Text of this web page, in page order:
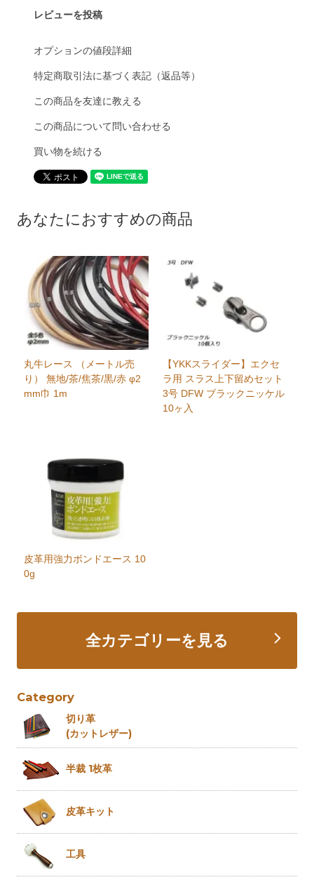
レビューを投稿
オプションの値段詳細
特定商取引法に基づく表記（返品等）
この商品を友達に教える
この商品について問い合わせる
買い物を続ける
あなたにおすすめの商品
丸牛レース （メートル売
り） 無地/茶/焦茶/黒/赤 φ2
mm巾 1m
【YKKスライダー】エクセ
ラ用 スラス上下留めセット
3号 DFW ブラックニッケル
10ヶ入
皮革用強力ボンドエース 10
0g
全カテゴリーを見る
Category
切り革
(カットレザー)
半裁 1枚革
皮革キット
工具